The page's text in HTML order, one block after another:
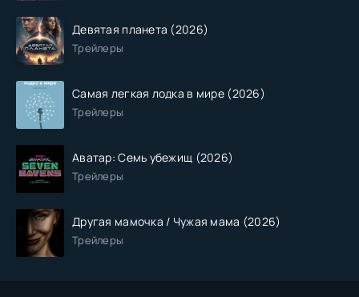
Девятая планета (2026)
Трейлеры
Самая легкая лодка в мире (2026)
Трейлеры
Аватар: Семь убежищ (2026)
Трейлеры
Другая мамочка / Чужая мама (2026)
Трейлеры